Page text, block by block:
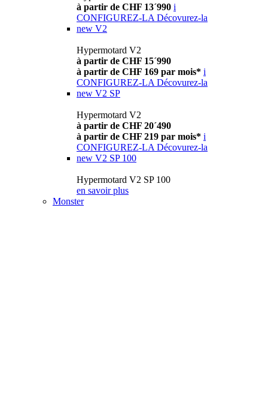
à partir de CHF 13´990 i
CONFIGUREZ-LA Décovurez-la
new V2
Hypermotard V2
à partir de CHF 15´990
à partir de CHF 169 par mois* i
CONFIGUREZ-LA Décovurez-la
new V2 SP
Hypermotard V2
à partir de CHF 20´490
à partir de CHF 219 par mois* i
CONFIGUREZ-LA Décovurez-la
new V2 SP 100
Hypermotard V2 SP 100
en savoir plus
Monster